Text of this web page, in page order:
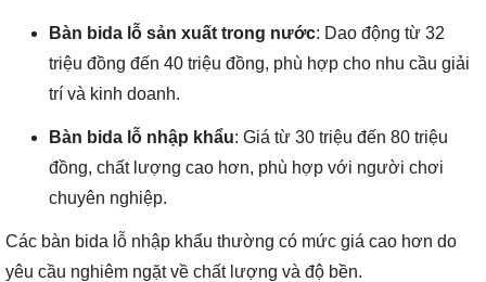
Bàn bida lỗ sản xuất trong nước: Dao động từ 32
triệu đồng đến 40 triệu đồng, phù hợp cho nhu cầu giải
trí và kinh doanh.
Bàn bida lỗ nhập khẩu: Giá từ 30 triệu đến 80 triệu
đồng, chất lượng cao hơn, phù hợp với người chơi
chuyên nghiệp.
Các bàn bida lỗ nhập khẩu thường có mức giá cao hơn do
yêu cầu nghiêm ngặt về chất lượng và độ bền.